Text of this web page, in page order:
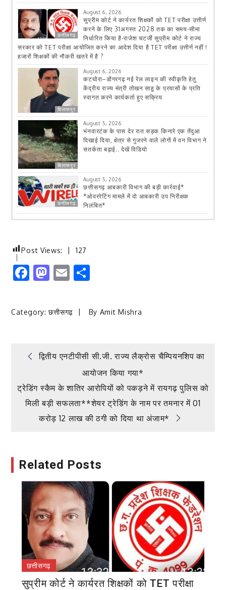
छत्तीसगढ़
August 6, 2026
सुप्रीम कोर्ट ने कार्यरत शिक्षकों को TET परीक्षा उत्तीर्ण
करने के लिए 31अगस्त 2028 तक का समय-सीमा
निर्धारित किया है-राजेश चटर्जी सुप्रीम कोर्ट ने राज्य
सरकार को TET परीक्षा आयोजित करने का आदेश दिया है TET परीक्षा उत्तीर्ण नहीं !
हजारों शिक्षकों की नौकरी खतरे में है ?
बिलासपुर
August 6, 2026
कटघोरा–डोंगरगढ़ नई रेल लाइन की स्वीकृति हेतु
केंद्रीय राज्य मंत्री तोखन साहू के प्रयासों के प्रति
स्वागत करने कार्यकर्ता हुए सक्रिय
बिलासपुर
August 5, 2026
भंनवारटंक के पास देर रात सड़क किनारे एक तेंदुआ
दिखाई दिया, क्षेत्र से गुजरने वाले लोगों में वन विभाग ने
सतर्कता बढ़ाई.. देखें विडियो
छत्तीसगढ़
August 5, 2026
छत्तीसगढ़ आबकारी विभाग की बड़ी कार्रवाई*
*ओवररेटिंग मामले में दो आबकारी उप निरीक्षक
निलंबित*
Post Views: 127
Facebook
Mastodon
Email
Category:छत्तीसगढ़ By Amit Mishra
Post
navigation
द्वितीय एनटीपीसी सी.जी. राज्य लैक्रोस चैम्पियनशिप का
आयोजन किया गया*
ट्रेडिंग स्कैम के शातिर आरोपियों को पकड़ने में रायगढ़ पुलिस को
मिली बड़ी सफलता**शेयर ट्रेडिंग के नाम पर तमनार में 01
करोड़ 12 लाख की ठगी को दिया था अंजाम*
Related Posts
छत्तीसगढ़
सुप्रीम कोर्ट ने कार्यरत शिक्षकों को TET परीक्षा